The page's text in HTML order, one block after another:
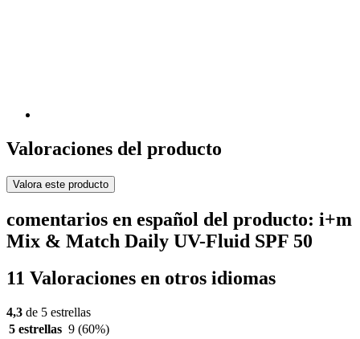
Valoraciones del producto
Valora este producto
comentarios en español del producto: i+m
Mix & Match Daily UV-Fluid SPF 50
11 Valoraciones en otros idiomas
4,3 de 5 estrellas
5 estrellas 9 (60%)